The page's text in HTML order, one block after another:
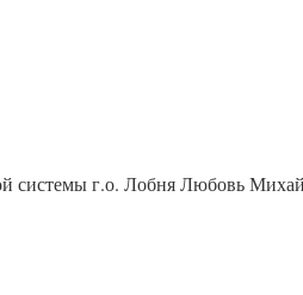
системы г.о. Лобня Любовь